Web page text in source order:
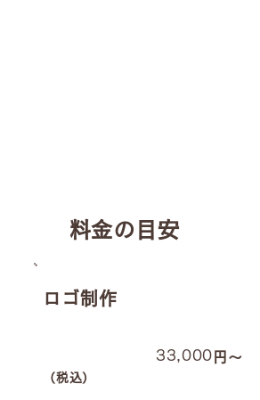
​料金の目安
ロゴ制作
33,000 円〜
（税込）